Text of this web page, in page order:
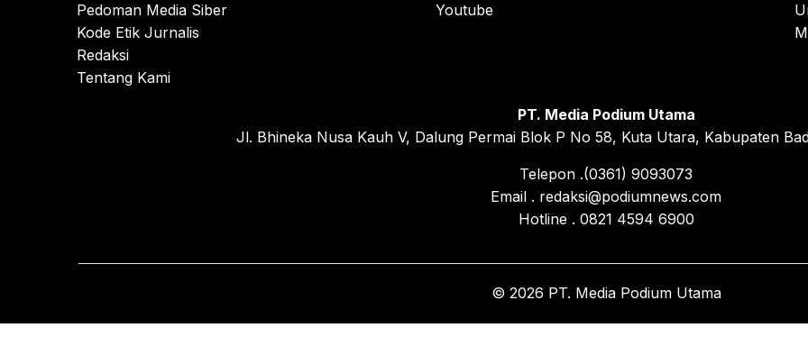
Pedoman Media Siber
Kode Etik Jurnalis
Redaksi
Tentang Kami
Youtube
PT. Media Podium Utama
Jl. Bhineka Nusa Kauh V, Dalung Permai Blok P No 58, Kuta Utara, Kabupaten
Telepon .(0361) 9093073
Email . redaksi@podiumnews.com
Hotline . 0821 4594 6900
© 2026 PT. Media Podium Utama